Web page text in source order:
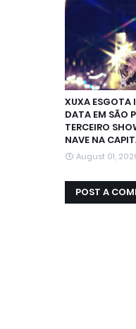
XUXA ESGOTA
DATA EM SÃO
TERCEIRO
NAVE NA
August 01,
POST A